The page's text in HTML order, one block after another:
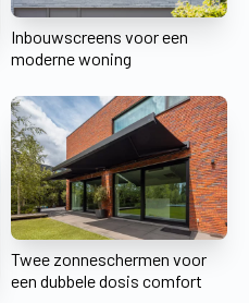
Inbouwscreens voor een
moderne woning
Twee zonneschermen voor
een dubbele dosis comfort